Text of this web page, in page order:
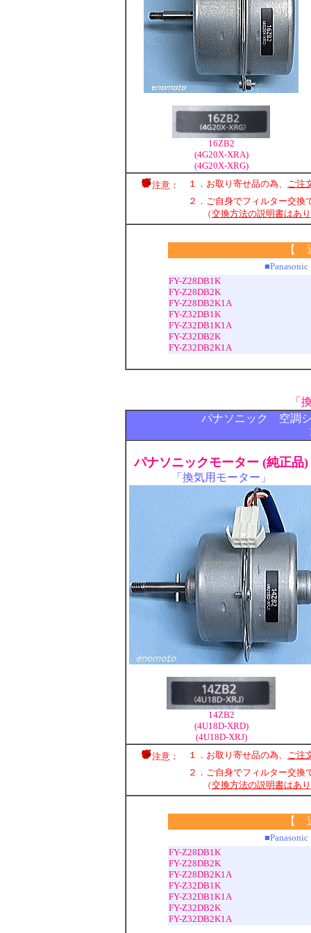
16ZB2
(4G20X-XRA)
(4G20X-XRG)
注意：
１．お取り寄せ品の為、 ご注
２．ご自身でフィルター交換
（交換方法の説明書はあ
【
FY-Z28DB1K
FY-Z28DB2K
FY-Z28DB2K1A
FY-Z32DB1K
FY-Z32DB1K1A
FY-Z32DB2K
FY-Z32DB2K1A
「
パナソニック 空調
パナソニックモーター (純正品)
「換気用モーター」
14ZB2
(4U18D-XRD)
(4U18D-XRJ)
注意：
１．お取り寄せ品の為、 ご注
２．ご自身でフィルター交換
（交換方法の説明書はあ
【
FY-Z28DB1K
FY-Z28DB2K
FY-Z28DB2K1A
FY-Z32DB1K
FY-Z32DB1K1A
FY-Z32DB2K
FY-Z32DB2K1A